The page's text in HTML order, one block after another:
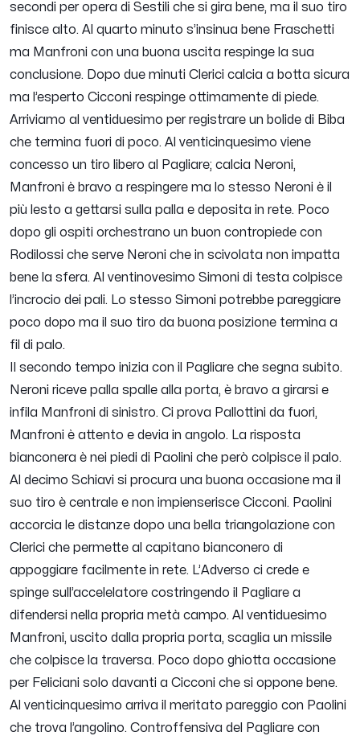
secondi per opera di Sestili che si gira bene, ma il suo tiro
finisce alto. Al quarto minuto s’insinua bene Fraschetti
ma Manfroni con una buona uscita respinge la sua
conclusione. Dopo due minuti Clerici calcia a botta sicura
ma l’esperto Cicconi respinge ottimamente di piede.
Arriviamo al ventiduesimo per registrare un bolide di Biba
che termina fuori di poco. Al venticinquesimo viene
concesso un tiro libero al Pagliare; calcia Neroni,
Manfroni è bravo a respingere ma lo stesso Neroni è il
più lesto a gettarsi sulla palla e deposita in rete. Poco
dopo gli ospiti orchestrano un buon contropiede con
Rodilossi che serve Neroni che in scivolata non impatta
bene la sfera. Al ventinovesimo Simoni di testa colpisce
l’incrocio dei pali. Lo stesso Simoni potrebbe pareggiare
poco dopo ma il suo tiro da buona posizione termina a
fil di palo.
Il secondo tempo inizia con il Pagliare che segna subito.
Neroni riceve palla spalle alla porta, è bravo a girarsi e
infila Manfroni di sinistro. Ci prova Pallottini da fuori,
Manfroni è attento e devia in angolo. La risposta
bianconera è nei piedi di Paolini che però colpisce il palo.
Al decimo Schiavi si procura una buona occasione ma il
suo tiro è centrale e non impienserisce Cicconi. Paolini
accorcia le distanze dopo una bella triangolazione con
Clerici che permette al capitano bianconero di
appoggiare facilmente in rete. L’Adverso ci crede e
spinge sull’accelelatore costringendo il Pagliare a
difendersi nella propria metà campo. Al ventiduesimo
Manfroni, uscito dalla propria porta, scaglia un missile
che colpisce la traversa. Poco dopo ghiotta occasione
per Feliciani solo davanti a Cicconi che si oppone bene.
Al venticinquesimo arriva il meritato pareggio con Paolini
che trova l’angolino. Controffensiva del Pagliare con